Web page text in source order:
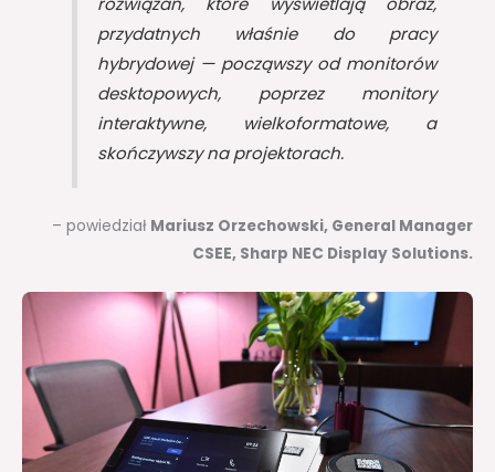
przydatnych właśnie do pracy
hybrydowej — począwszy od monitorów
desktopowych, poprzez monitory
interaktywne, wielkoformatowe, a
skończywszy na projektorach.
– powiedział Mariusz Orzechowski, General Manager
CSEE, Sharp NEC Display Solutions.